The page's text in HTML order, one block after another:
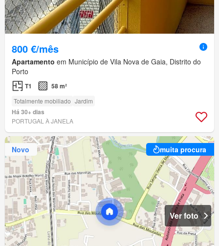
800 €/mês
Apartamento em Município de Vila Nova de Gaia, Distrito do
Porto
T1 58 m²
Totalmente mobiliado Jardim
Há 30+ dias
PORTUGAL À JANELA
Novo muita procura
Ver foto